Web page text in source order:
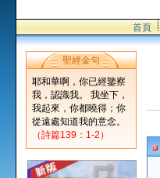
首頁
聖經金句
耶和華啊，你已經鑒察
我，認識我。 我坐下，
我起來，你都曉得；你
從遠處知道我的意念。
（詩篇139：1-2）